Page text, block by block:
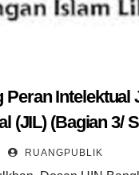
Peran Intelektual
(JIL) (Bagian 3/
RUANGPUBLIK